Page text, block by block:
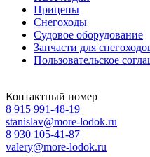
Прицепы
Снегоходы
Судовое оборудование
Запчасти для
Пользовательское
Контактный номер
8 915 991-48-19
stanislav@more-lodok.ru
8 930 105-41-87
valery@more-lodok.ru